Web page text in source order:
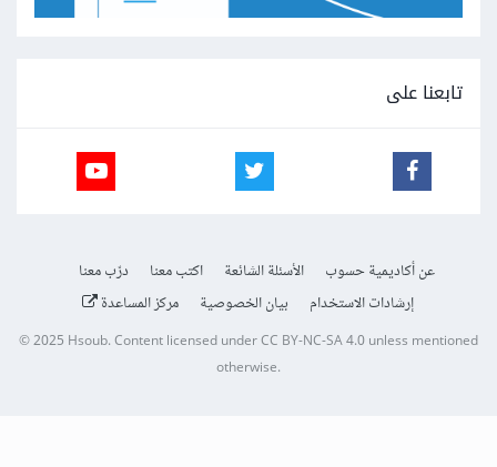
تابعنا على
عن أكاديمية حسوب الأسئلة الشائعة اكتب معنا
درّب معنا
إرشادات الاستخدام
بيان الخصوصية مركز المساعدة
© 2025 Hsoub.Content licensed underCC BY-NC-SA 4.0unless mentioned
otherwise.